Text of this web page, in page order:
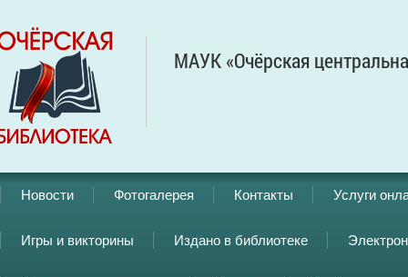
МАУК «Очёрская
Новости Фотогалерея Контакты Услуги
Игры и викторины Издано в библиотеке